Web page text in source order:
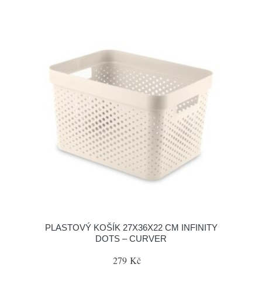
PLASTOVÝ KOŠÍK 27X36X22 CM INFINITY
DOTS – CURVER
279 Kč